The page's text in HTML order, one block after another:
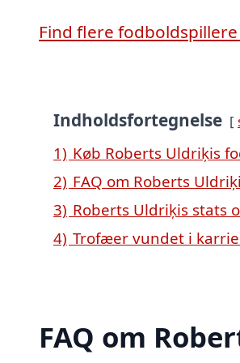
Find flere
Indholdsfortegnelse
1) Køb Roberts Uldriķis
2) FAQ om Roberts
3) Roberts Uldriķis stats
4) Trofæer vundet i
FAQ om